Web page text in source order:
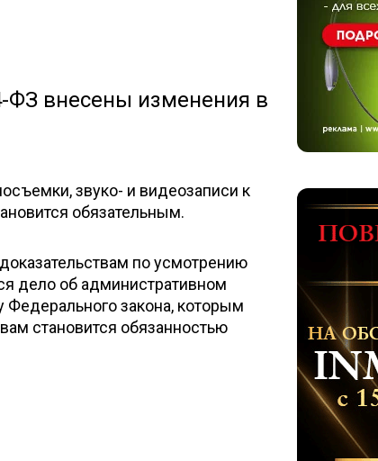
внесены изменения в
звуко- и видеозаписи к
обязательным.
по усмотрению
дело об административном
Федерального закона, которым
становится обязанностью